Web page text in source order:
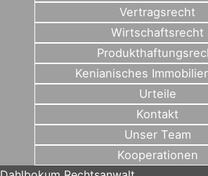
Vertragsrecht
Wirtschaftsrecht
Kenianisches
Urteile
Kontakt
Unser Team
Kooperationen